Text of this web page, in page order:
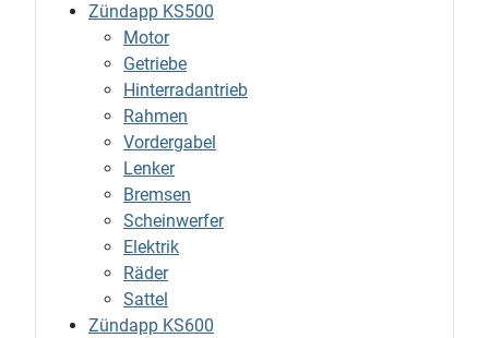
Zündapp KS500
Motor
Getriebe
Hinterradantrieb
Rahmen
Vordergabel
Lenker
Bremsen
Scheinwerfer
Elektrik
Räder
Sattel
Zündapp KS600